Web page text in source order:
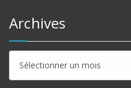
Archives
Archives